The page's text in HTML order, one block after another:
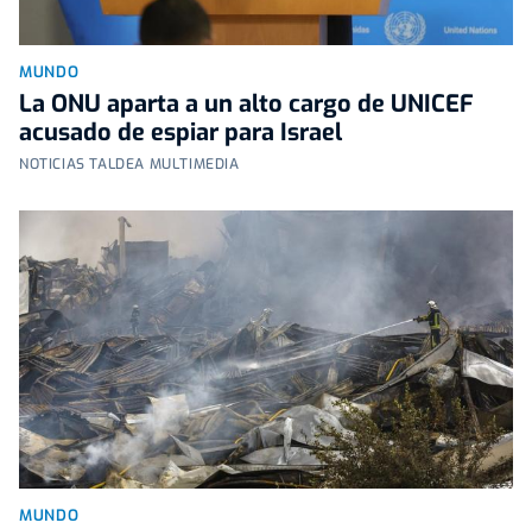
MUNDO
La ONU aparta a un alto cargo de UNICEF
acusado de espiar para Israel
NOTICIAS TALDEA MULTIMEDIA
MUNDO